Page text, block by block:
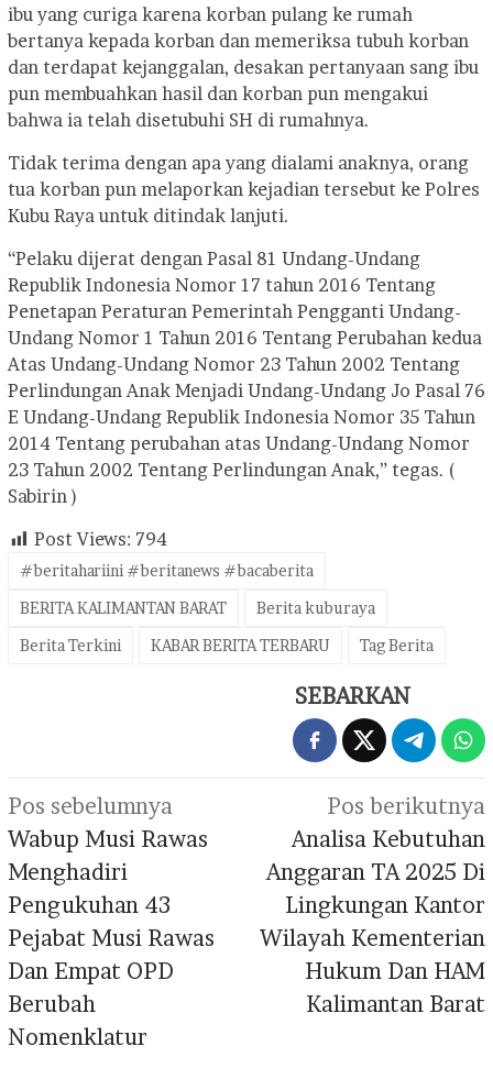
ibu yang curiga karena korban pulang ke rumah
bertanya kepada korban dan memeriksa tubuh korban
dan terdapat kejanggalan, desakan pertanyaan sang ibu
pun membuahkan hasil dan korban pun mengakui
bahwa ia telah disetubuhi SH di rumahnya.
Tidak terima dengan apa yang dialami anaknya, orang
tua korban pun melaporkan kejadian tersebut ke Polres
Kubu Raya untuk ditindak lanjuti.
“Pelaku dijerat dengan Pasal 81 Undang-Undang
Republik Indonesia Nomor 17 tahun 2016 Tentang
Penetapan Peraturan Pemerintah Pengganti Undang-
Undang Nomor 1 Tahun 2016 Tentang Perubahan kedua
Atas Undang-Undang Nomor 23 Tahun 2002 Tentang
Perlindungan Anak Menjadi Undang-Undang Jo Pasal 76
E Undang-Undang Republik Indonesia Nomor 35 Tahun
2014 Tentang perubahan atas Undang-Undang Nomor
23 Tahun 2002 Tentang Perlindungan Anak,” tegas. (
Sabirin )
Post Views: 794
#beritahariini #beritanews #bacaberita
BERITA KALIMANTAN BARAT
Berita kuburaya
Berita Terkini
KABAR BERITA TERBARU Tag Berita
SEBARKAN
Navigasi
pos
Pos sebelumnya
Wabup Musi Rawas
Menghadiri
Pengukuhan 43
Pejabat Musi Rawas
Dan Empat OPD
Berubah
Nomenklatur
Pos berikutnya
Analisa Kebutuhan
Anggaran TA 2025 Di
Lingkungan Kantor
Wilayah Kementerian
Hukum Dan HAM
Kalimantan Barat